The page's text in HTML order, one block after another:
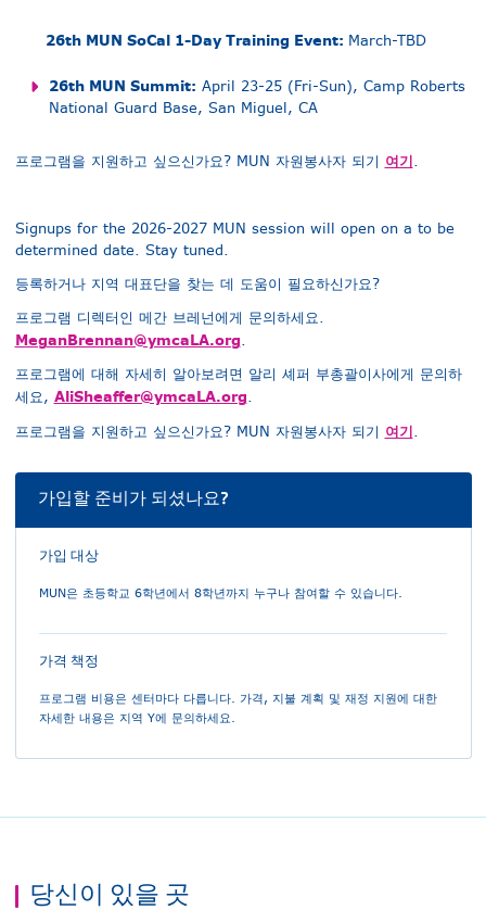
26th MUN SoCal 1-Day Training Event: March-TBD
26th MUN Summit: April 23-25 (Fri-Sun), Camp Roberts
National Guard Base, San Miguel, CA
프로그램을 지원하고 싶으신가요? MUN 자원봉사자 되기 여기.
Signups for the 2026-2027 MUN session will open on a to be
determined date. Stay tuned.
등록하거나 지역 대표단을 찾는 데 도움이 필요하신가요?
프로그램 디렉터인 메간 브레넌에게 문의하세요.
MeganBrennan@ymcaLA.org.
프로그램에 대해 자세히 알아보려면 알리 셰퍼 부총괄이사에게 문의하
세요, AliSheaffer@ymcaLA.org.
프로그램을 지원하고 싶으신가요? MUN 자원봉사자 되기 여기.
가입할 준비가 되셨나요?
가입 대상
MUN은 초등학교 6학년에서 8학년까지 누구나 참여할 수 있습니다.
가격 책정
프로그램 비용은 센터마다 다릅니다. 가격, 지불 계획 및 재정 지원에 대한
자세한 내용은 지역 Y에 문의하세요.
당신이 있을 곳